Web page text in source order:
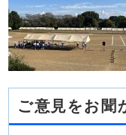
ご意見をお聞